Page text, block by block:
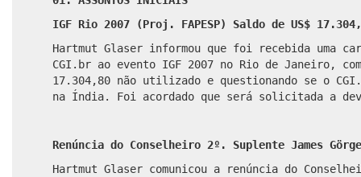
IGF Rio 2007 (Proj. FAPESP) Saldo de US$
Hartmut Glaser informou que foi recebida uma
CGI.br ao evento IGF 2007 no Rio de Janeiro,
17.304,80 não utilizado e questionando se o
na Índia. Foi acordado que será solicitada a
Renúncia do Conselheiro 2º. Suplente James
Hartmut Glaser comunicou a renúncia do